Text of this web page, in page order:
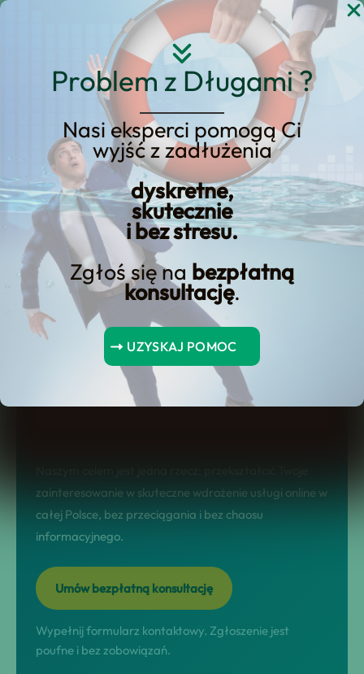
Problem z Długami ?
Nasi eksperci pomogą Ci
wyjść z zadłużenia
dyskretne,
skutecznie
i bez stresu.
Zgłoś się na bezpłatną
konsultację.
UZYSKAJ POMOC
Przejdź
KREDYT123.PL – OFERTA SPRZEDAŻOWA
upadłość konsumencką
2023 krok po kroku
Szukasz rozwiązania typu upadłość
konsumencką 2023 krok po kroku? Ta
podstrona została przebudowana jako
landing sprzedażowy: jasno pokazuje
korzyści, etapy współpracy, FAQ i
zainteresowanie w skuteczne wdrożenie usługi online w
całej Polsce, bez przeciągania i bez chaosu
informacyjnego.
Umów bezpłatną konsultację
Wypełnij formularz kontaktowy. Zgłoszenie jest
poufne i bez zobowiązań.